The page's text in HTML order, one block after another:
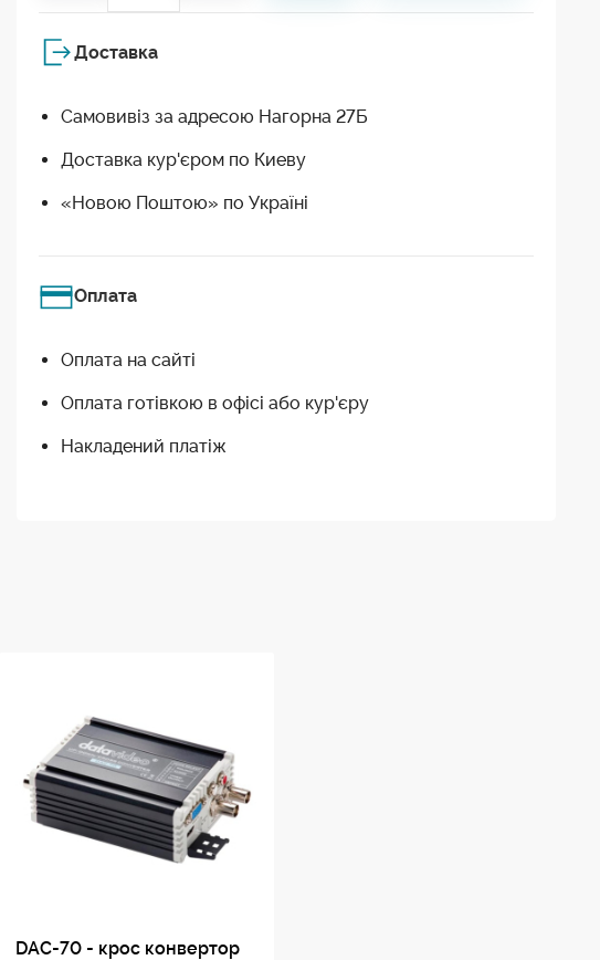
Доставка
Самовивіз за адресою Нагорна 27Б
Доставка кур'єром по Киеву
«Новою Поштою» по Україні
Оплата
Оплата на сайті
Оплата готівкою в офісі або кур'єру
Накладений платіж
DAC-70 - крос конвертор